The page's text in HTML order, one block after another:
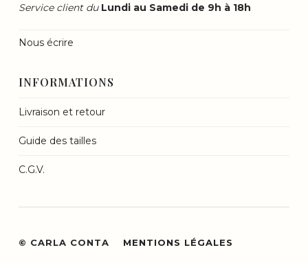
Service client du Lundi au Samedi de 9h à 18h
Nous écrire
INFORMATIONS
Livraison et retour
Guide des tailles
C.G.V.
© CARLA CONTA MENTIONS LÉGALES